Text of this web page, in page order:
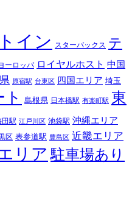
イン スターバックス テ
ーロッパ ロイヤルホスト 中国
原宿駅 台東区 四国エリア 埼玉
島根県 日本橋駅 有楽町駅 東
田駅 江戸川区 池袋駅 沖縄エリア
区 表参道駅 豊島区 近畿エリア
リア 駐車場あり